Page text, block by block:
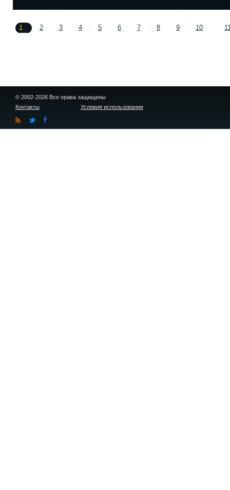
1 2 3 4 5 6 7 8 9 10
© 2002-2026 Все права защищены
Контакты
Условия использования